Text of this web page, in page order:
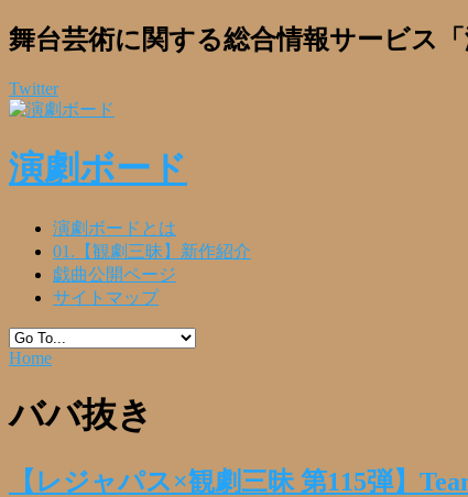
舞台芸術に関する総合情報サービス「
Twitter
演劇ボード
演劇ボードとは
01.【観劇三昧】新作紹介
戯曲公開ページ
サイトマップ
Home
ババ抜き
【レジャパス×観劇三昧 第115弾】